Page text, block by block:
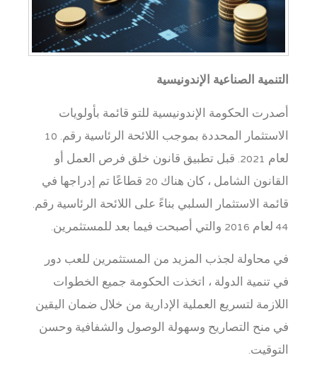
التنمية الصناعية الإندونيسية
أصدرت الحكومة الإندونيسية للتو قائمة بأولويات
الاستثمار المحددة بموجب اللائحة الرئاسية رقم. 10
لعام 2021. قبل تطبيق قانون خلق فرص العمل أو
القانون الشامل ، كان هناك 20 قطاعًا تم إدراجها في
قائمة الاستثمار السلبي بناءً على اللائحة الرئاسية رقم.
44 لعام 2016 والتي أصبحت فيما بعد للمستثمرين.
في محاولة لجذب المزيد من المستثمرين للعب دور
في تنمية الدولة ، اتخذت الحكومة جميع الخطوات
اللازمة لتسريع العملية الإدارية من خلال ضمان اليقين
في منح التصاريح وسهولة الوصول والشفافية وحسن
التوقيت.